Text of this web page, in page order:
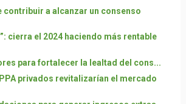
contribuir a alcanzar un consenso
cierra el 2024 haciendo más rentable
para fortalecer la lealtad del cons...
privados revitalizarían el mercado